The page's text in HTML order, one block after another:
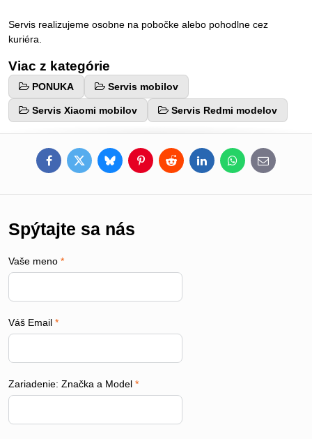
Servis realizujeme osobne na pobočke alebo pohodlne cez
kuriéra.
Viac z kategórie
PONUKA Servis mobilov
Servis Xiaomi mobilov Servis Redmi modelov
FacebookTwitterBlueskyPinterestRedditLinkedInWhatsApp
E-
mail
Spýtajte sa nás
Vaše meno *
Váš Email *
Zariadenie: Značka a Model *